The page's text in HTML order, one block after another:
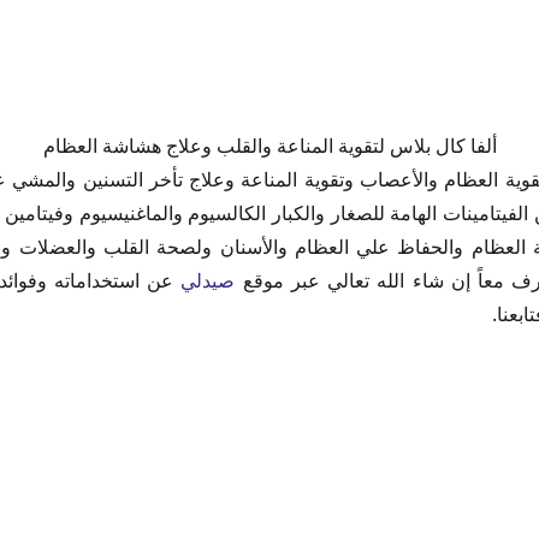
بلس
الفا كال بلس أقراص
بلس أقراص
ألفا كال بلاس لتقوية المناعة والقلب وعلاج هشاشة العظام
العظام والأعصاب وتقوية المناعة وعلاج تأخر التسنين
العظام والحفاظ علي العظام والأسنان ولصحة القلب والعضلات
معاً إن شاء الله تعالي عبر موقع صيدلي عن استخداماته